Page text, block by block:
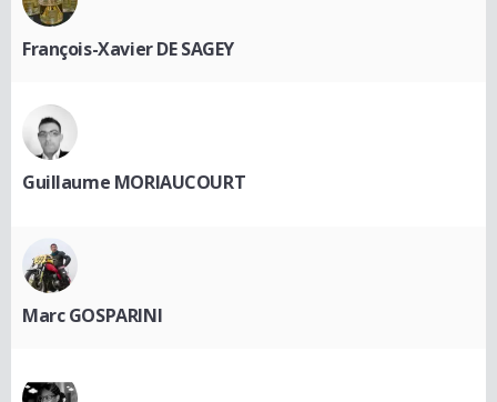
François-Xavier DE SAGEY
Guillaume MORIAUCOURT
Marc GOSPARINI